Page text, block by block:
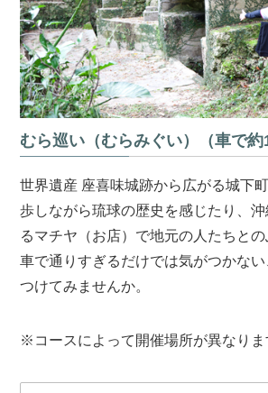
むら巡い（むらみぐい）（車で約
世界遺産 座喜味城跡から広がる城下
歩しながら琉球の歴史を感じたり、
るマチヤ（お店）で地元の人たちと
車で通りすぎるだけでは気がつかな
つけてみませんか。
※コースによって開催場所が異なりま